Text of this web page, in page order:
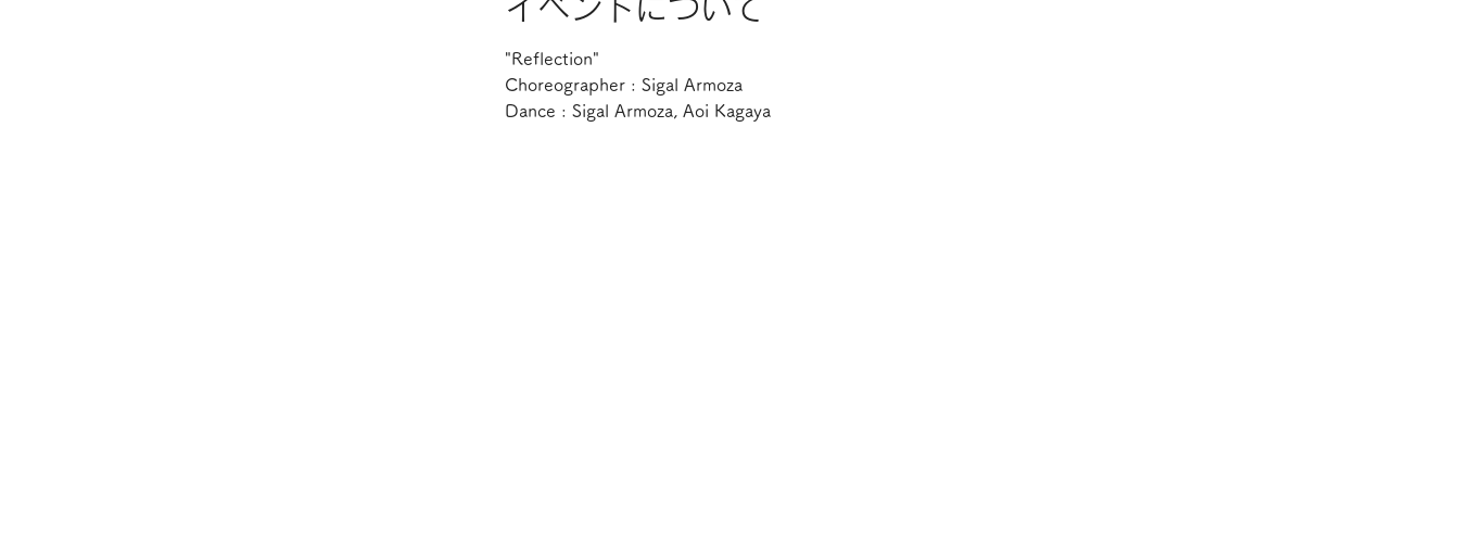
イベントについて
"Reflection"
Choreographer : Sigal Armoza
Dance : Sigal Armoza, Aoi Kagaya